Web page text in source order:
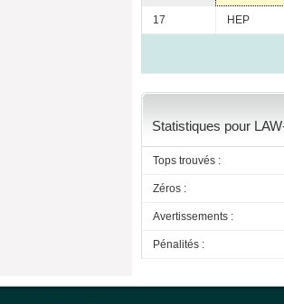
17 HEP
Statistiques pour
Tops trouvés :
Zéros :
Avertissements :
Pénalités :